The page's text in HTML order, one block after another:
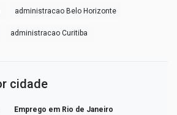
administracao Belo Horizonte
administracao Curitiba
cidade
Emprego em Rio de Janeiro